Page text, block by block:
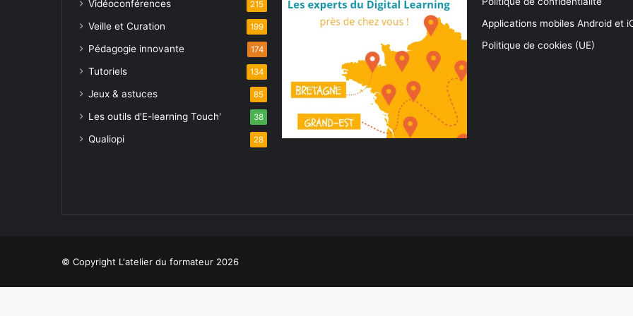
Vidéoconférences 215
Veille et Curation 199
Pédagogie innovante 174
Tutoriels 134
Jeux & astuces 85
Les outils d'E-learning Touch' 38
Qualiopi 28
Applications mobiles Android et
Politique de cookies (UE)
© Copyright L'atelier du formateur 2026